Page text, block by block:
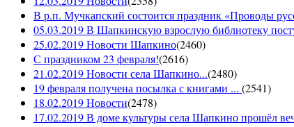
В р.п. Мучкапский состоится праздник «Проводы
05.03.2019 В Шапкинскую взрослую библиотеку
25.02.2019 Новости Шапкино(2460)
С праздником 23 февраля!(2616)
21.02.2019 Новости села Шапкино...(2480)
19 февраля получена посылка с книгами ... (2541)
18.02.2019 Новости(2478)
17.02.2019 В доме культуры села Шапкино прошёл